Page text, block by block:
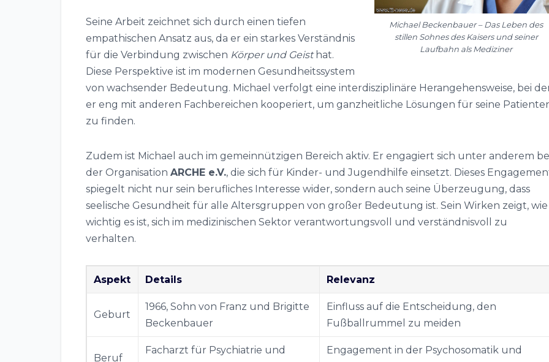
Michael Beckenbauer – Das Leben des
stillen Sohnes des Kaisers und seiner
Laufbahn als Mediziner
Seine Arbeit zeichnet sich durch einen tiefen
empathischen Ansatz aus, da er ein starkes Verständnis
für die Verbindung zwischen Körper und Geisthat.
Diese Perspektive ist im modernen Gesundheitssystem
von wachsender Bedeutung. Michael verfolgt eine interdisziplinäre Herangehensweise, bei
er eng mit anderen Fachbereichen kooperiert, um ganzheitliche Lösungen für seine
zu finden.
Zudem ist Michael auch im gemeinnützigen Bereich aktiv. Er engagiert sich unter anderem
der Organisation ARCHE e.V., die sich für Kinder- und Jugendhilfe einsetzt. Dieses
spiegelt nicht nur sein berufliches Interesse wider, sondern auch seine Überzeugung, dass
seelische Gesundheit für alle Altersgruppen von großer Bedeutung ist. Sein Wirken zeigt, wie
wichtig es ist, sich im medizinischen Sektor verantwortungsvoll und verständnisvoll zu
verhalten.
Aspekt Details Relevanz
Geburt
1966, Sohn von Franz und Brigitte
Beckenbauer
Einfluss auf die Entscheidung, den
Fußballrummel zu meiden
Beruf
Facharzt für Psychiatrie und
Engagement in der Psychosomatik und